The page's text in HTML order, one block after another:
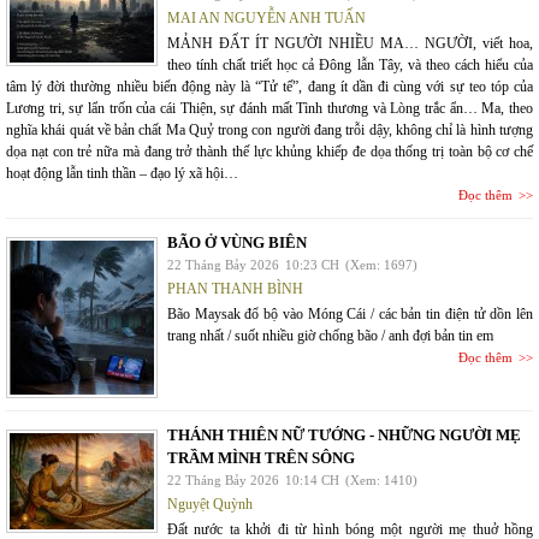
MAI AN NGUYỄN ANH TUẤN
MẢNH ĐẤT ÍT NGƯỜI NHIỀU MA… NGƯỜI, viết hoa,
theo tính chất triết học cả Đông lẫn Tây, và theo cách hiểu của
tâm lý đời thường nhiều biến động này là “Tử tế”, đang ít dần đi cùng với sự teo tóp của
Lương tri, sự lẩn trốn của cái Thiện, sự đánh mất Tình thương và Lòng trắc ẩn… Ma, theo
nghĩa khái quát về bản chất Ma Quỷ trong con người đang trỗi dậy, không chỉ là hình tượng
dọa nạt con trẻ nữa mà đang trở thành thế lực khủng khiếp đe dọa thống trị toàn bộ cơ chế
hoạt động lẫn tinh thần – đạo lý xã hội…
Đọc thêm
BÃO Ở VÙNG BIÊN
22 Tháng Bảy 2026 10:23 CH (Xem: 1697)
PHAN THANH BÌNH
Bão Maysak đổ bộ vào Móng Cái / các bản tin điện tử dồn lên
trang nhất / suốt nhiều giờ chống bão / anh đợi bản tin em
Đọc thêm
THÁNH THIÊN NỮ TƯỚNG - NHỮNG NGƯỜI MẸ
TRẦM MÌNH TRÊN SÔNG
22 Tháng Bảy 2026 10:14 CH (Xem: 1410)
Nguyệt Quỳnh
Đất nước ta khởi đi từ hình bóng một người mẹ thuở hồng